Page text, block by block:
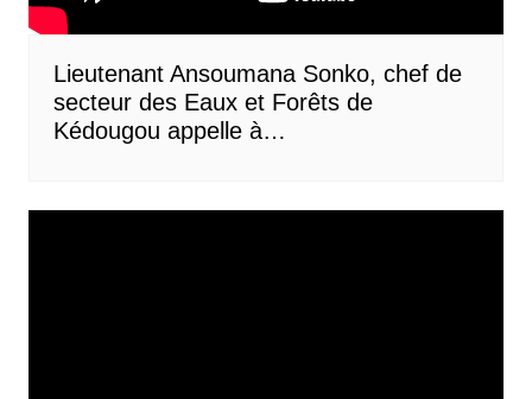
Lieutenant Ansoumana Sonko, chef de
secteur des Eaux et Forêts de
Kédougou appelle à…